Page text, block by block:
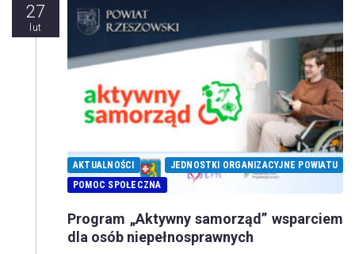
27
lut
AKTUALNOŚCI
JEDNOSTKI ORGANIZACYJNE POWIATU
POMOC SPOŁECZNA
Program „Aktywny samorząd” wsparciem
dla osób niepełnosprawnych